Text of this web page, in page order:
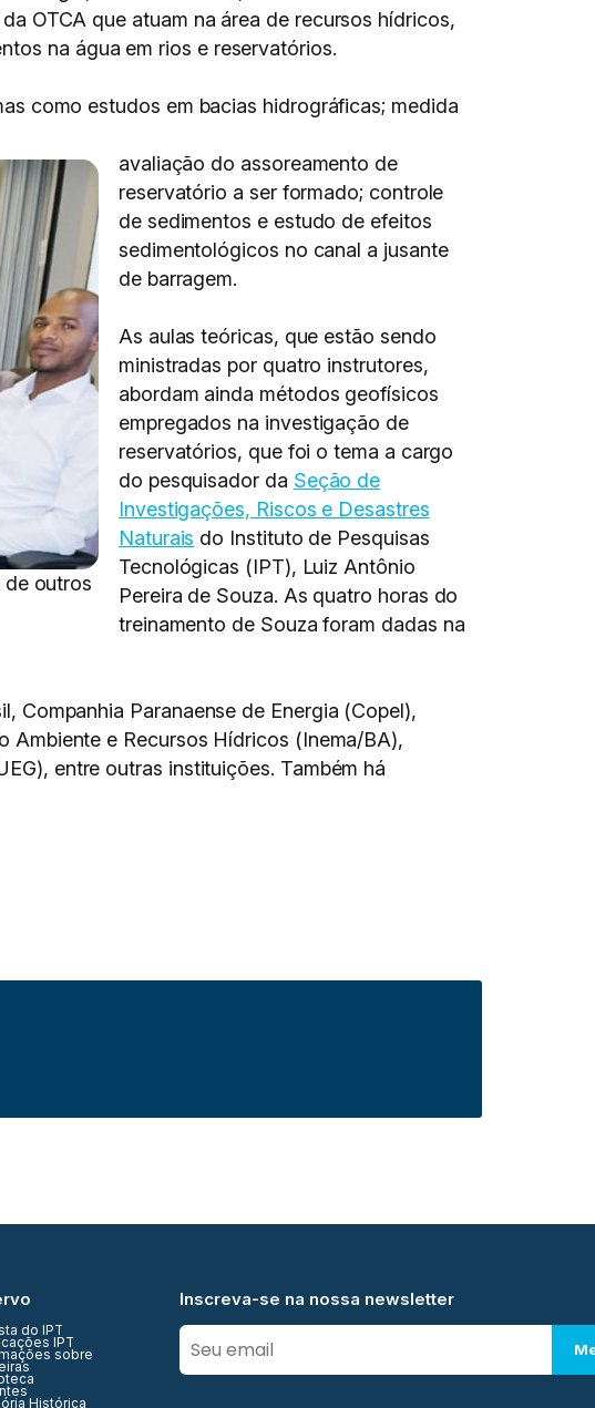
OTCA que atuam na área de recursos hídricos,
na água em rios e reservatórios.
como estudos em bacias hidrográficas; medida
de outros
avaliação do assoreamento de
reservatório a ser formado; controle
de sedimentos e estudo de efeitos
sedimentológicos no canal a jusante
de barragem.
As aulas teóricas, que estão sendo
ministradas por quatro instrutores,
abordam ainda métodos geofísicos
empregados na investigação de
reservatórios, que foi o tema a cargo
do pesquisador da Seção de
Investigações, Riscos e Desastres
Naturais do Instituto de Pesquisas
Tecnológicas (IPT), Luiz Antônio
Pereira de Souza. As quatro horas do
treinamento de Souza foram dadas na
Companhia Paranaense de Energia (Copel),
Ambiente e Recursos Hídricos (Inema/BA),
entre outras instituições. Também há
do IPT
IPT
sobre
Histórica
Inscreva-se na nossa newsletter